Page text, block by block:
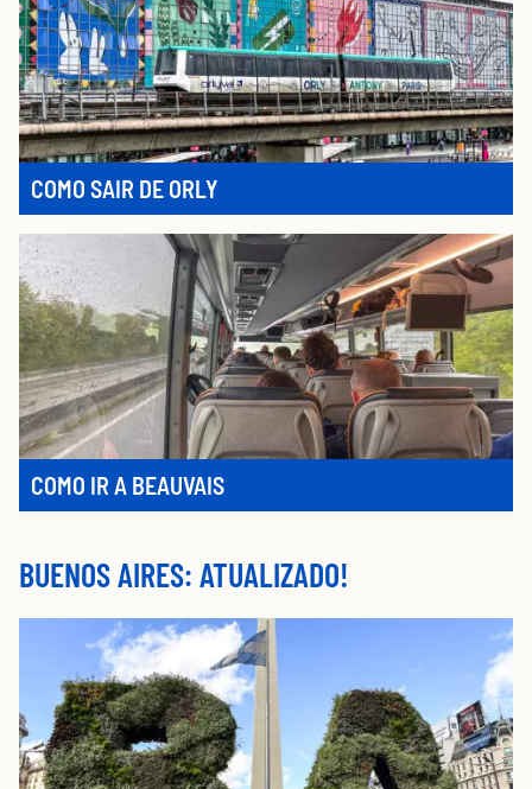
COMO SAIR DE ORLY
COMO IR A BEAUVAIS
BUENOS AIRES: ATUALIZADO!